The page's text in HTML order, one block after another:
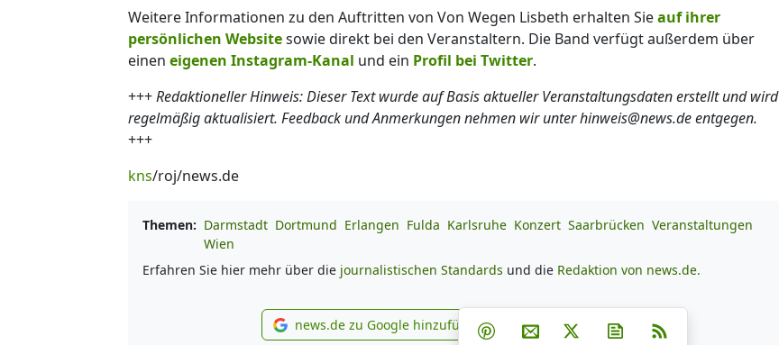
Weitere Informationen zu den Auftritten von Von Wegen Lisbeth erhalten Sieauf ihrer
persönlichen Websitesowie direkt bei den Veranstaltern. Die Band verfügt außerdem über
einen eigenen Instagram-Kanal und ein Profil bei Twitter.
+++Redaktioneller Hinweis: Dieser Text wurde auf Basis aktueller Veranstaltungsdaten erstellt und wird
regelmäßig aktualisiert. Feedback und Anmerkungen nehmen wir unter hinweis@news.de entgegen.
+++
kns/roj/news.de
Themen: Darmstadt Dortmund Erlangen Fulda Karlsruhe Konzert Saarbrücken Veranstaltungen
Wien
Erfahren Sie hier mehr über die journalistischen Standards und die Redaktion von news.de.
news.de zu Google hinzufügen
news.de zu Google hinzufügen Teilen auf Facebook
Teilen auf Whatsapp
Teilen auf Telegram
Teilen auf Pinterest
Per E-Mail teilen
Post auf XNewsletter abonnieren